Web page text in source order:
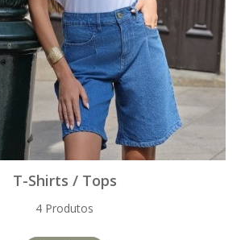
T-Shirts / Tops
4 Produtos